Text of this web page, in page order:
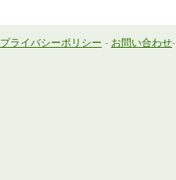
プライバシーポリシー - お問い合わせ-